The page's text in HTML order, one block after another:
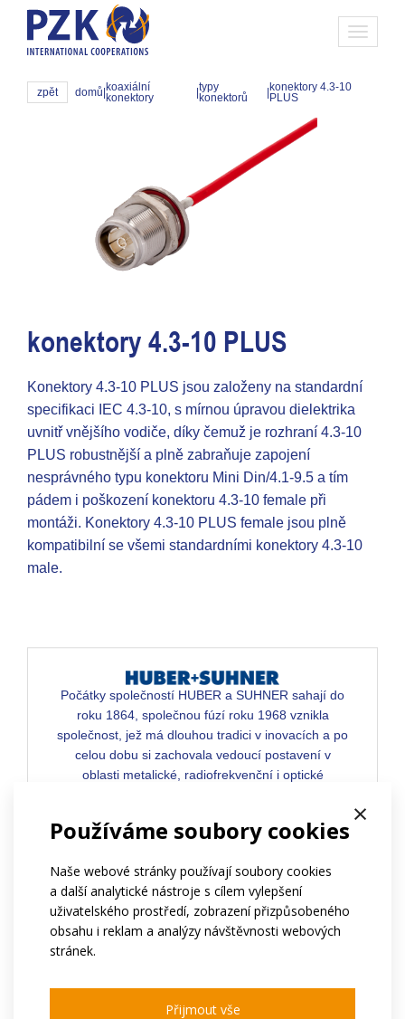
×
Používáme soubory cookies
Naše webové stránky používají soubory cookies
a další analytické nástroje s cílem vylepšení
uživatelského prostředí, zobrazení přizpůsobeného
obsahu i reklam a analýzy návštěvnosti webových
stránek.
Přijmout vše
Toggle
zpět domů koaxiální
konektory
typy
konektorů
|konektory 4.3-10
PLUS
konektory 4.3-10 PLUS
Konektory 4.3-10 PLUS jsou založeny na standardní
specifikaci IEC 4.3-10, s mírnou úpravou dielektrika
uvnitř vnějšího vodiče, díky čemuž je rozhraní 4.3-10
PLUS robustnější a plně zabraňuje zapojení
nesprávného typu konektoru Mini Din/4.1-9.5 a tím
pádem i poškození konektoru 4.3-10 female při
montáži. Konektory 4.3-10 PLUS female jsou plně
kompatibilní se všemi standardními konektory 4.3-10
male.
Počátky společností HUBER a SUHNER sahají do
roku 1864, společnou fúzí roku 1968 vznikla
společnost, jež má dlouhou tradici v inovacích a po
celou dobu si zachovala vedoucí postavení v
oblasti metalické, radiofrekvenční i optické
Extra nízký útlum, VSWR, PIM
Kompatibilní s kabely jiných výrobců